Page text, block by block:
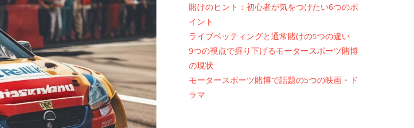
賭けのヒント：初心者が気をつけたい6つのポ
イント
ライブベッティングと通常賭けの5つの違い
9つの視点で掘り下げるモータースポーツ賭博
の現状
モータースポーツ賭博で話題の5つの映画・ド
ラマ